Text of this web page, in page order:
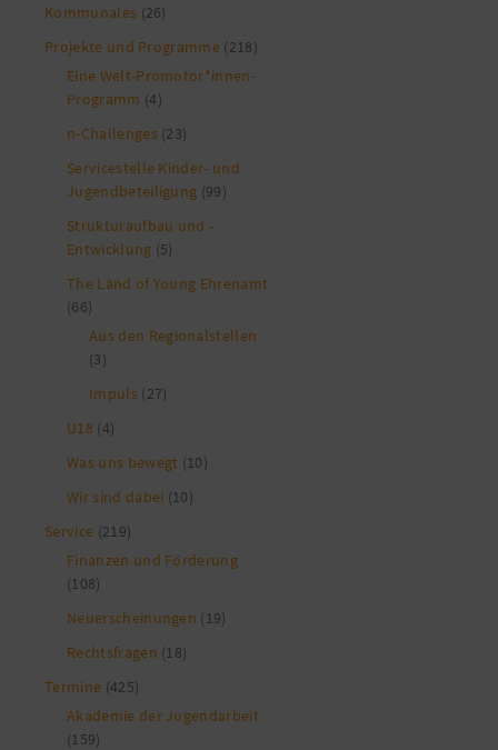
Kommunales (26)
Projekte und Programme (218)
Eine Welt-Promotor*innen-
Programm (4)
n-Challenges (23)
Servicestelle Kinder- und
Jugendbeteiligung (99)
Strukturaufbau und -
Entwicklung (5)
The Länd of Young Ehrenamt
(66)
Aus den Regionalstellen
(3)
Impuls (27)
U18 (4)
Was uns bewegt (10)
Wir sind dabei (10)
Service (219)
Finanzen und Förderung
(108)
Neuerscheinungen (19)
Rechtsfragen (18)
Termine (425)
Akademie der Jugendarbeit
(159)